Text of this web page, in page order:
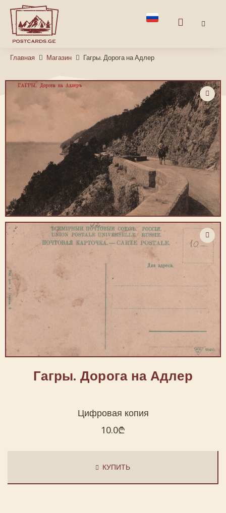
Главная Магазин Гагры. Дорога на Адлер
Гагры. Дорога на Адлер
Цифровая копия
10.0₾
КУПИТЬ